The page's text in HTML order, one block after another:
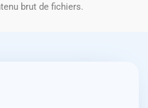
brut de fichiers.